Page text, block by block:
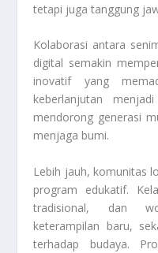
tetapi juga tanggung
Kolaborasi antara
digital semakin
inovatif yang
keberlanjutan
mendorong generasi
menjaga bumi.
Lebih jauh, komunitas
program edukatif.
tradisional, dan
keterampilan baru,
terhadap budaya.